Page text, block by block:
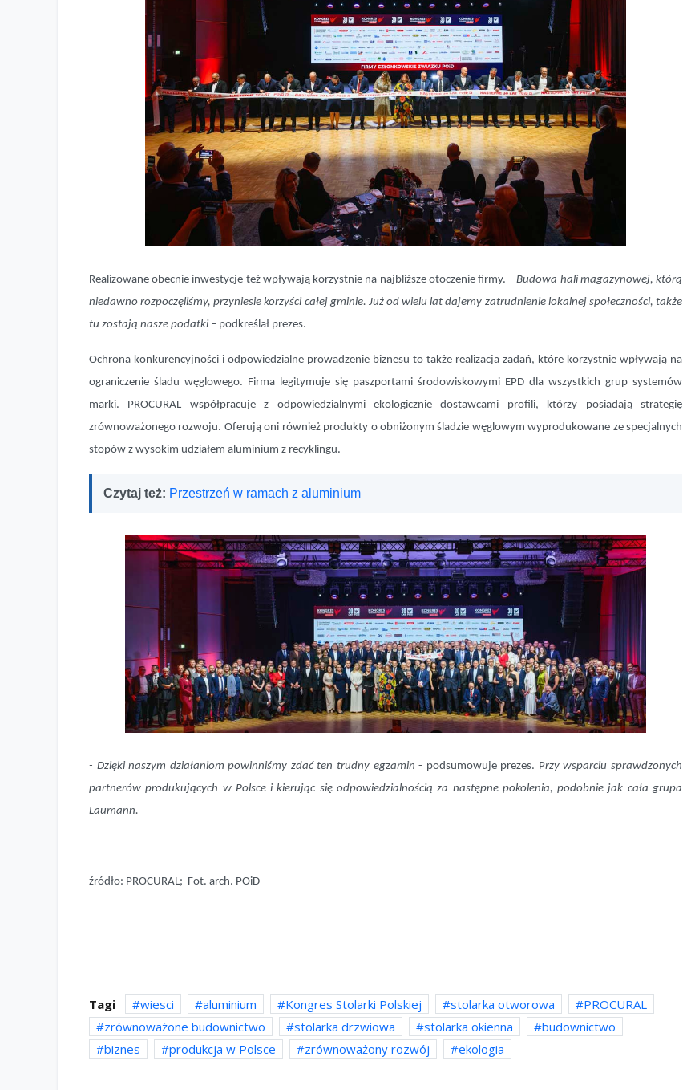
Realizowane obecnie inwestycje też wpływają korzystnie na najbliższe otoczenie firmy. – Budowa hali magazynowej, którą
niedawno rozpoczęliśmy, przyniesie korzyści całej gminie. Już od wielu lat dajemy zatrudnienie lokalnej społeczności, także
tu zostają nasze podatki – podkreślał prezes.
Ochrona konkurencyjności i odpowiedzialne prowadzenie biznesu to także realizacja zadań, które korzystnie wpływają na
ograniczenie śladu węglowego. Firma legitymuje się paszportami środowiskowymi EPD dla wszystkich grup systemów
marki. PROCURAL współpracuje z odpowiedzialnymi ekologicznie dostawcami profili, którzy posiadają strategię
zrównoważonego rozwoju. Oferują oni również produkty o obniżonym śladzie węglowym wyprodukowane ze specjalnych
stopów z wysokim udziałem aluminium z recyklingu.
Czytaj też: Przestrzeń w ramach z aluminium
- Dzięki naszym działaniom powinniśmy zdać ten trudny egzamin - podsumowuje prezes. Przy wsparciu sprawdzonych
partnerów produkujących w Polsce i kierując się odpowiedzialnością za następne pokolenia, podobnie jak cała grupa
Laumann.
źródło: PROCURAL; Fot. arch. POiD
Tagi wiesci aluminium Kongres Stolarki Polskiej stolarka otworowa
PROCURAL
zrównoważone budownictwo
stolarka drzwiowa stolarka okienna
budownictwo
biznes
produkcja w Polsce zrównoważony rozwój ekologia